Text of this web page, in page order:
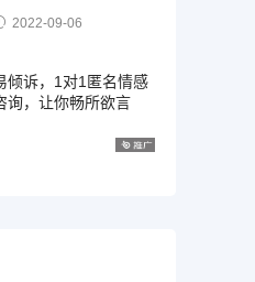
2022-09-06
倾诉，1对1匿名情感
询，让你畅所欲言